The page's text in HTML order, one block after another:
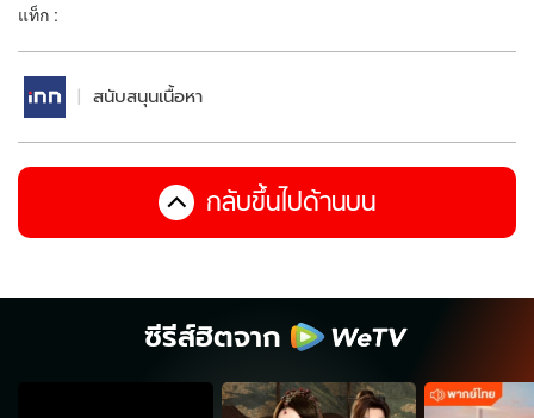
แท็ก :
สนับสนุนเนื้อหา
กลับขึ้นไปด้านบน
ซีรีส์ฮิตจาก